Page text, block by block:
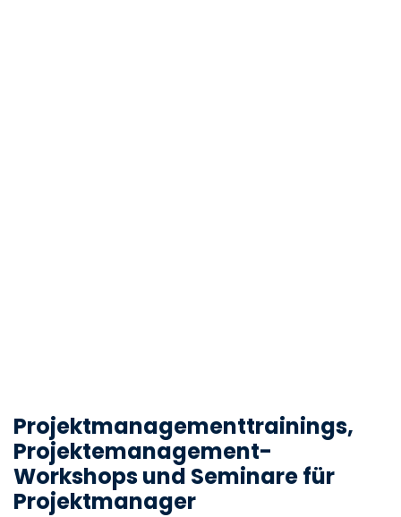
Projektmanagementtrainings,
Projektemanagement-
Workshops und Seminare für
Projektmanager